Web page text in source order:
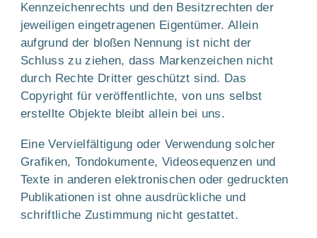
Kennzeichenrechts und den Besitzrechten der
jeweiligen eingetragenen Eigentümer. Allein
aufgrund der bloßen Nennung ist nicht der
Schluss zu ziehen, dass Markenzeichen nicht
durch Rechte Dritter geschützt sind. Das
Copyright für veröffentlichte, von uns selbst
erstellte Objekte bleibt allein bei uns.
Eine Vervielfältigung oder Verwendung solcher
Grafiken, Tondokumente, Videosequenzen und
Texte in anderen elektronischen oder gedruckten
Publikationen ist ohne ausdrückliche und
schriftliche Zustimmung nicht gestattet.